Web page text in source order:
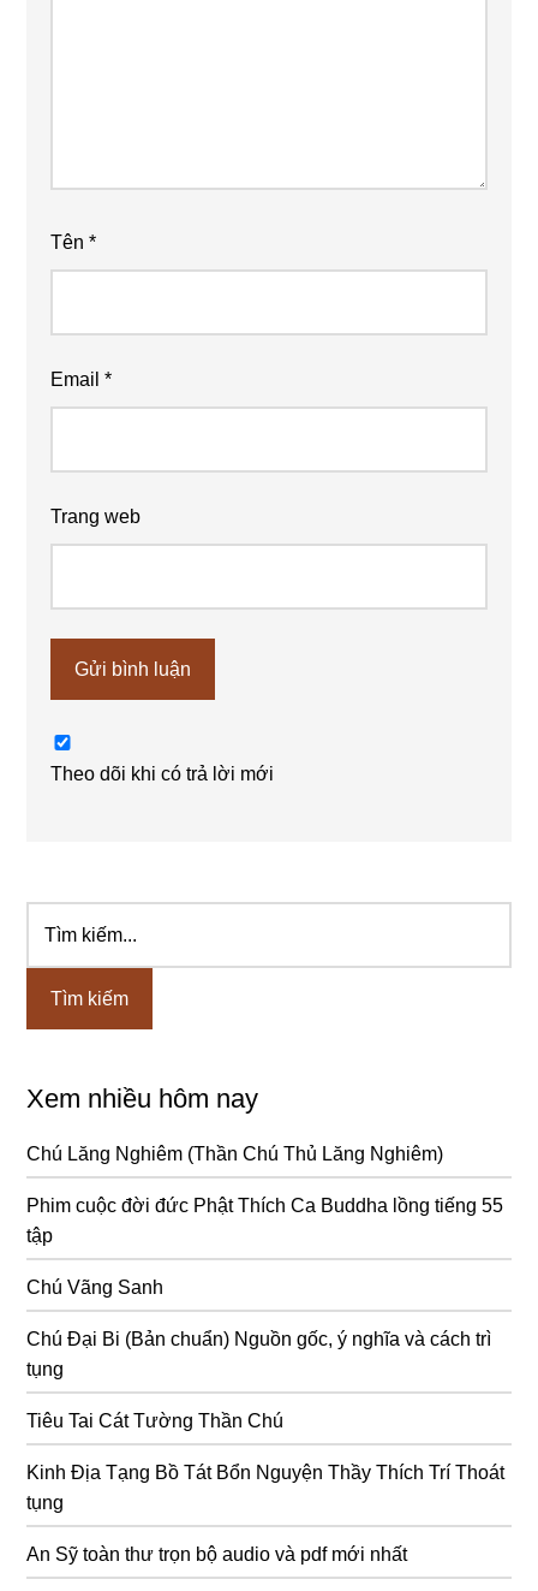
Tên*
Email*
Trang web
Theo dõi khi có trả lời mới
Sidebar
chính
kiếm...
Xem nhiều hôm nay
Chú Lăng Nghiêm (Thần Chú Thủ Lăng Nghiêm)
Phim cuộc đời đức Phật Thích Ca Buddha lồng tiếng 55
tập
Chú Vãng Sanh
Chú Đại Bi (Bản chuẩn) Nguồn gốc, ý nghĩa và cách trì
tụng
Tiêu Tai Cát Tường Thần Chú
Kinh Địa Tạng Bồ Tát Bổn Nguyện Thầy Thích Trí Thoát
tụng
An Sỹ toàn thư trọn bộ audio và pdf mới nhất